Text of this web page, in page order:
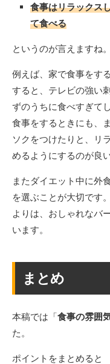
食事はリラックス
て食べる
というのが言えますね。
例えば、家で食事をす
すると、テレビの強い
ずのうちに食べすぎて
食事をするときにも、
ソクをつけたりと、リ
めるようにするのが良
またダイエット中に外
を選ぶことが大切です
よりは、おしゃれなバ
います。
まとめ
本稿では「食事の雰囲
た。
ポイントをまとめると